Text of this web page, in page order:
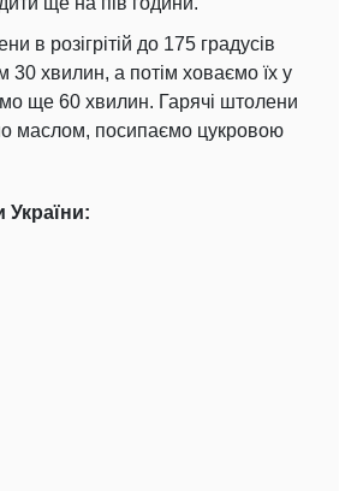
в розігрітій до 175 градусів
30 хвилин, а потім ховаємо їх у
ще 60 хвилин. Гарячі штолени
маслом, посипаємо цукровою
України: